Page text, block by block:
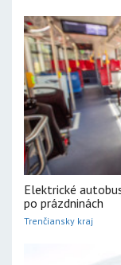
Elektrické
po prázdninách
Trenčiansky kraj